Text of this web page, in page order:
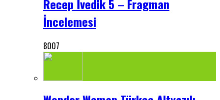
Recep İvedik 5 – Fragman
İncelemesi
8007